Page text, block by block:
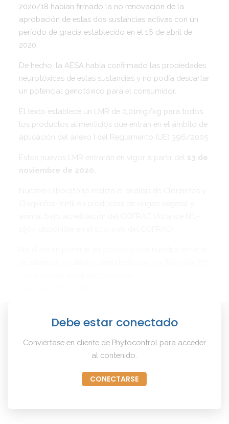
2020/18 habían firmado la no renovación de la
aprobación de estas dos sustancias activas con un
período de gracia establecido en el 16 de abril de
2020.
De hecho, la AESA había confirmado las propiedades
neurotóxicas de estas sustancias y no podía descartar
un potencial genotóxico para el consumidor.
El texto establece un LMR de 0,01mg/kg para todos
los productos alimenticios que entran en el ámbito de
aplicación del anexo I del Reglamento (UE) 396/2005.
Estos nuevos LMR entrarán en vigor a partir del 13 de
noviembre de 2020.
Debe estar conectado
Conviértase en cliente de Phytocontrol para acceder
al contenido.
CONECTARSE